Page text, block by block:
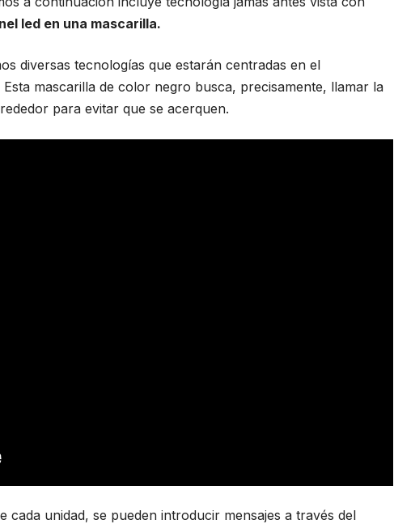
led en una mascarilla.
diversas tecnologías que estarán centradas en el
mascarilla de color negro busca, precisamente, llamar la
para evitar que se acerquen.
cada unidad, se pueden introducir mensajes a través del